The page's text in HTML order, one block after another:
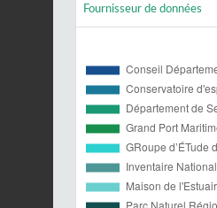
Fournisseur de données